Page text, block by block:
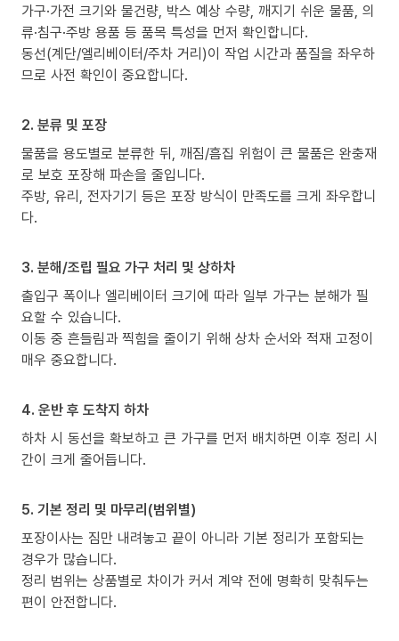
가구·가전 크기와 물건량, 박스 예상 수량, 깨지기 쉬운 물품, 의
류·침구·주방 용품 등 품목 특성을 먼저 확인합니다.
동선(계단/엘리베이터/주차 거리)이 작업 시간과 품질을 좌우하
므로 사전 확인이 중요합니다.
2. 분류 및 포장
물품을 용도별로 분류한 뒤, 깨짐/흠집 위험이 큰 물품은 완충재
로 보호 포장해 파손을 줄입니다.
주방, 유리, 전자기기 등은 포장 방식이 만족도를 크게 좌우합니
다.
3. 분해/조립 필요 가구 처리 및 상하차
출입구 폭이나 엘리베이터 크기에 따라 일부 가구는 분해가 필
요할 수 있습니다.
이동 중 흔들림과 찍힘을 줄이기 위해 상차 순서와 적재 고정이
매우 중요합니다.
4. 운반 후 도착지 하차
하차 시 동선을 확보하고 큰 가구를 먼저 배치하면 이후 정리 시
간이 크게 줄어듭니다.
5. 기본 정리 및 마무리(범위별)
포장이사는 짐만 내려놓고 끝이 아니라 기본 정리가 포함되는
경우가 많습니다.
정리 범위는 상품별로 차이가 커서 계약 전에 명확히 맞춰두는
편이 안전합니다.